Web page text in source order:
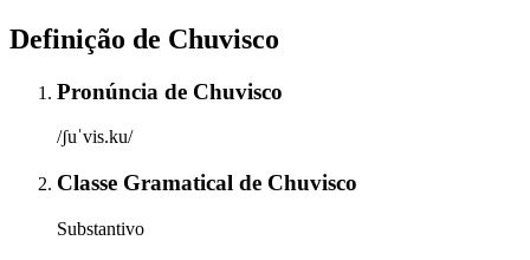
Definição de Chuvisco
Pronúncia de Chuvisco
/ʃuˈvis.ku/
Classe Gramatical de Chuvisco
Substantivo